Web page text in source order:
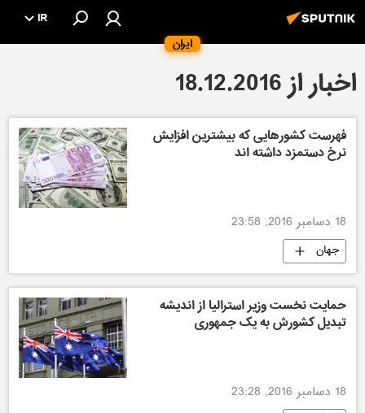
ایران
IR
اخبار از 18.12.2016
فهرست کشورهایی که بیشترین افزایش
نرخ دستمزد داشته اند
18 دسامبر 2016, 23:58
جهان
حمایت نخست وزیر استرالیا از اندیشه
تبدیل کشورش به یک جمهوری
18 دسامبر 2016, 23:28